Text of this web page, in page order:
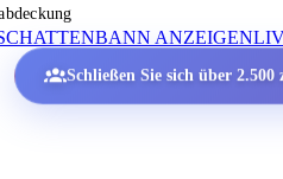
ANZEIGEN
Schließen Sie sich über